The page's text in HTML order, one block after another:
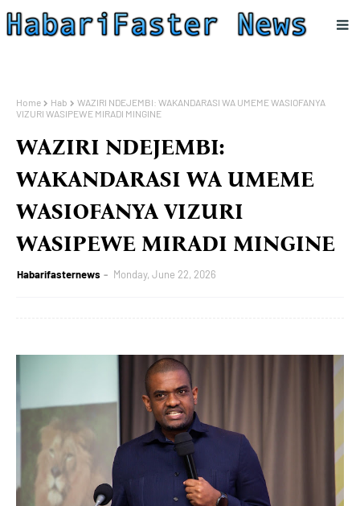
Home Hab
WAZIRI NDEJEMBI: WAKANDARASI WA UMEME WASIOFANYA
VIZURI WASIPEWE MIRADI MINGINE
WAZIRI NDEJEMBI:
WAKANDARASI WA UMEME
WASIOFANYA VIZURI
WASIPEWE MIRADI MINGINE
Habarifasternews Monday, June 22, 2026